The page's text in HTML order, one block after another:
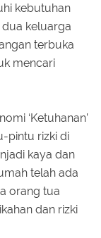
kebutuhan
dua keluarga
terbuka
mencari
‘Ketuhanan’
pintu rizki di
kaya dan
telah ada
orang tua
dan rizki